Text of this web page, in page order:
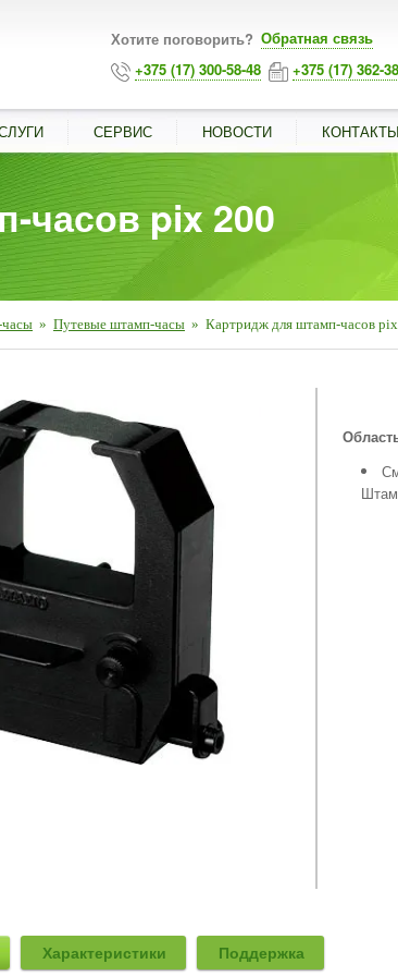
Хотите поговорить? Обратная связь
+375 (17) 300-58-48
+375 (17) 362-
СЕРВИС НОВОСТИ КОНТАКТЫ
часов pix 200
» Путевые штамп-часы » Картридж для штамп-часов
Характеристики Поддержка